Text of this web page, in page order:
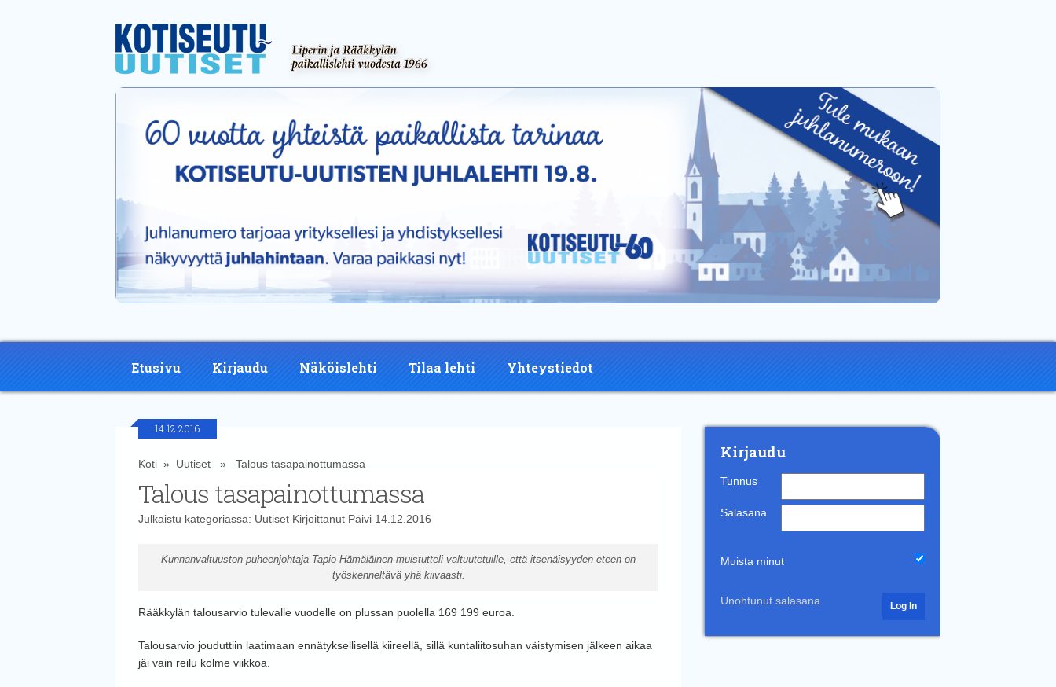
Etusivu Kirjaudu Näköislehti Tilaa lehti Yhteystiedot
14.12.2016
Koti» Uutiset» Talous tasapainottumassa
Talous tasapainottumassa
Julkaistu kategoriassa: UutisetKirjoittanut Päivi14.12.2016
Kunnanvaltuuston puheenjohtaja Tapio Hämäläinen muistutteli valtuutetuille, että itsenäisyyden eteen on
työskenneltävä yhä kiivaasti.
Rääkkylän talousarvio tulevalle vuodelle on plussan puolella 169 199 euroa.
Talousarvio jouduttiin laatimaan ennätyksellisellä kiireellä, sillä kuntaliitosuhan väistymisen jälkeen aikaa
jäi vain reilu kolme viikkoa.
Kirjaudu
Tunnus
Salasana
Muista minut
Unohtunut salasana